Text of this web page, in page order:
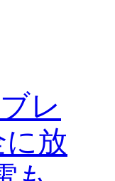
レ
放